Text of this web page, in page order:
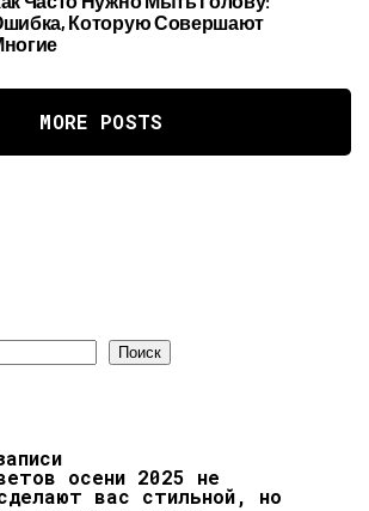
Которую Совершают
MORE POSTS
Поиск
осени 2025 не
вас стильной, но